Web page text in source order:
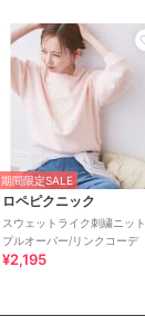
期間限定SALE
ロペピクニック
スウェットライク刺繍ニット
プルオーバー/リンクコーデ
¥2,195